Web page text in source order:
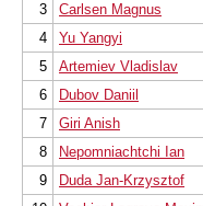
3
Carlsen Magnus
4
Yu Yangyi
5
Artemiev Vladislav
6
Dubov Daniil
7
Giri Anish
8
Nepomniachtchi Ian
9
Duda Jan-Krzysztof